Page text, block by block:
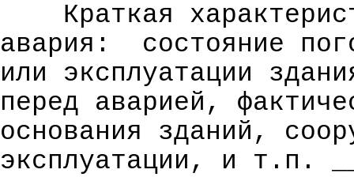
Краткая
авария:
состояние
или эксплуатации
перед аварией,
основания зданий,
эксплуатации, и т.п.